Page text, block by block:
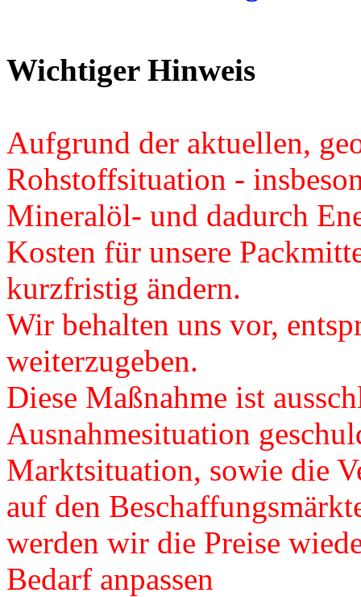
Wichtiger Hinweis
Aufgrund der aktuellen,
Rohstoffsituation -
Mineralöl- und dadurch
Kosten für unsere
kurzfristig ändern.
Wir behalten uns vor,
weiterzugeben.
Diese Maßnahme ist
Ausnahmesituation
Marktsituation, sowie die
auf den
werden wir die Preise
Bedarf anpassen